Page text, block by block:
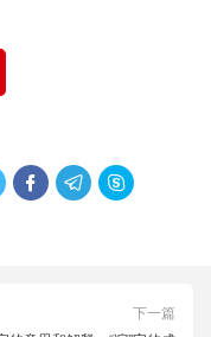
  
下一篇